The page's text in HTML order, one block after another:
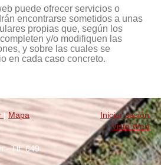
puede ofrecer servicios o
encontrarse sometidos a unas
propias que, según los
y/o modifiquen las
y sobre las cuales se
en cada caso concreto.
| Mapa
- Tlf: 649
Iniciar sesión
Vista Web